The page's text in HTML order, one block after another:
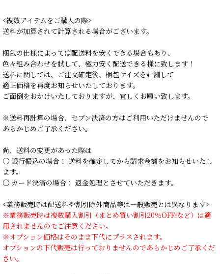
<複数アイテムをご購入の際>
送料が加算されて計算される場合がございます。
梱包の仕様によっては配送料を安くできる場合もあり、
色々組み合わせを試して、極力安く配送できる様に致します！
送料に関しては、ご注文確定後、梱包サイズを計測して
適正価格を再度お知らせいたしております。
ご面倒をおかけいたしておりますが、宜しくお願い致します。
※送料再計算の場合、セブン決済の方はご利用いただけませんので
あらかじめご了承ください。
尚、送料の変更があった際は
○ 銀行振込の場合： 送料を確定してから請求金額をお知らせいたし
ます。
○ カード決済の場合： 返金処理とさせていただきます。
<業務販売時は配送料や割引除外商品等は一般販売とは異なります>
※業務販売時は複数購入割引（まとめ買い割引20％OFF!など）は適
用されませんのでご注意ください。
※オプション価格はそのまま下代にプラスされます。
オプションの下代販売は行っておりませんのであらかじめご了承くだ
さい。